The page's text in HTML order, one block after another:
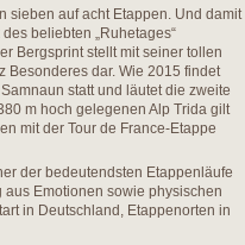
sieben auf acht Etappen. Und damit
beliebten „Ruhetages“
Bergsprint stellt mit seiner tollen
Besonderes dar. Wie 2015 findet
statt und läutet die zweite
m hoch gelegenen Alp Trida gilt
mit der Tour de France-Etappe
der bedeutendsten Etappenläufe
Emotionen sowie physischen
in Deutschland, Etappenorten in